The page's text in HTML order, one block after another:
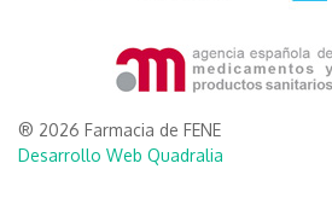
® 2026 Farmacia de FENE
Desarrollo Web Quadralia